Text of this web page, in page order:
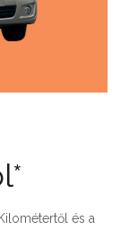
és a